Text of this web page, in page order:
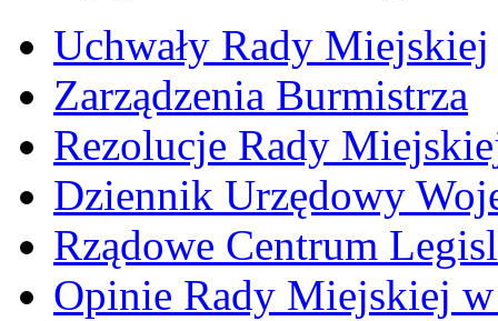
Uchwały Rady Miejskiej
Zarządzenia Burmistrza
Rezolucje Rady
Dziennik Urzędowy
Rządowe Centrum
Opinie Rady Miejskiej w